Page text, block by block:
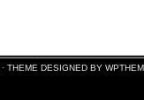
· THEME DESIGNED BY